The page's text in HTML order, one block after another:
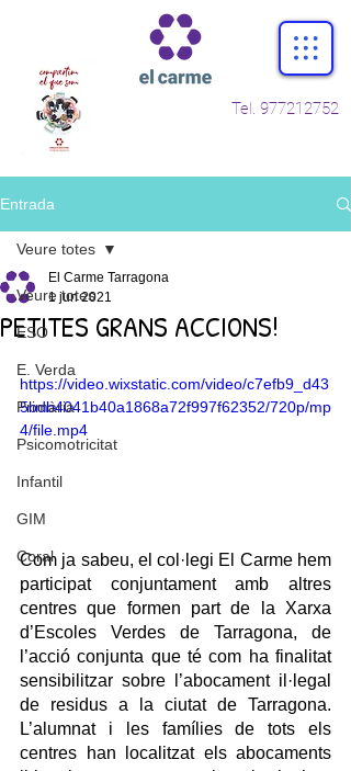
Tel. 977212752
Entrada
Veure totes
ESO
E. Verda
Primària
Psicomotricitat
Infantil
GIM
Coral
Veure totes
PETITES GRANS ACCIONS!
El Carme Tarragona
1 jun 2021
https://video.wixstatic.com/video/c7efb9_d43
5bdb4041b40a1868a72f997f62352/720p/mp
4/file.mp4
Com ja sabeu, el col·legi El Carme hem
participat conjuntament amb altres
centres que formen part de la Xarxa
d’Escoles Verdes de Tarragona, de
l’acció conjunta que té com ha finalitat
sensibilitzar sobre l’abocament il·legal
de residus a la ciutat de Tarragona.
L’alumnat i les famílies de tots els
centres han localitzat els abocaments